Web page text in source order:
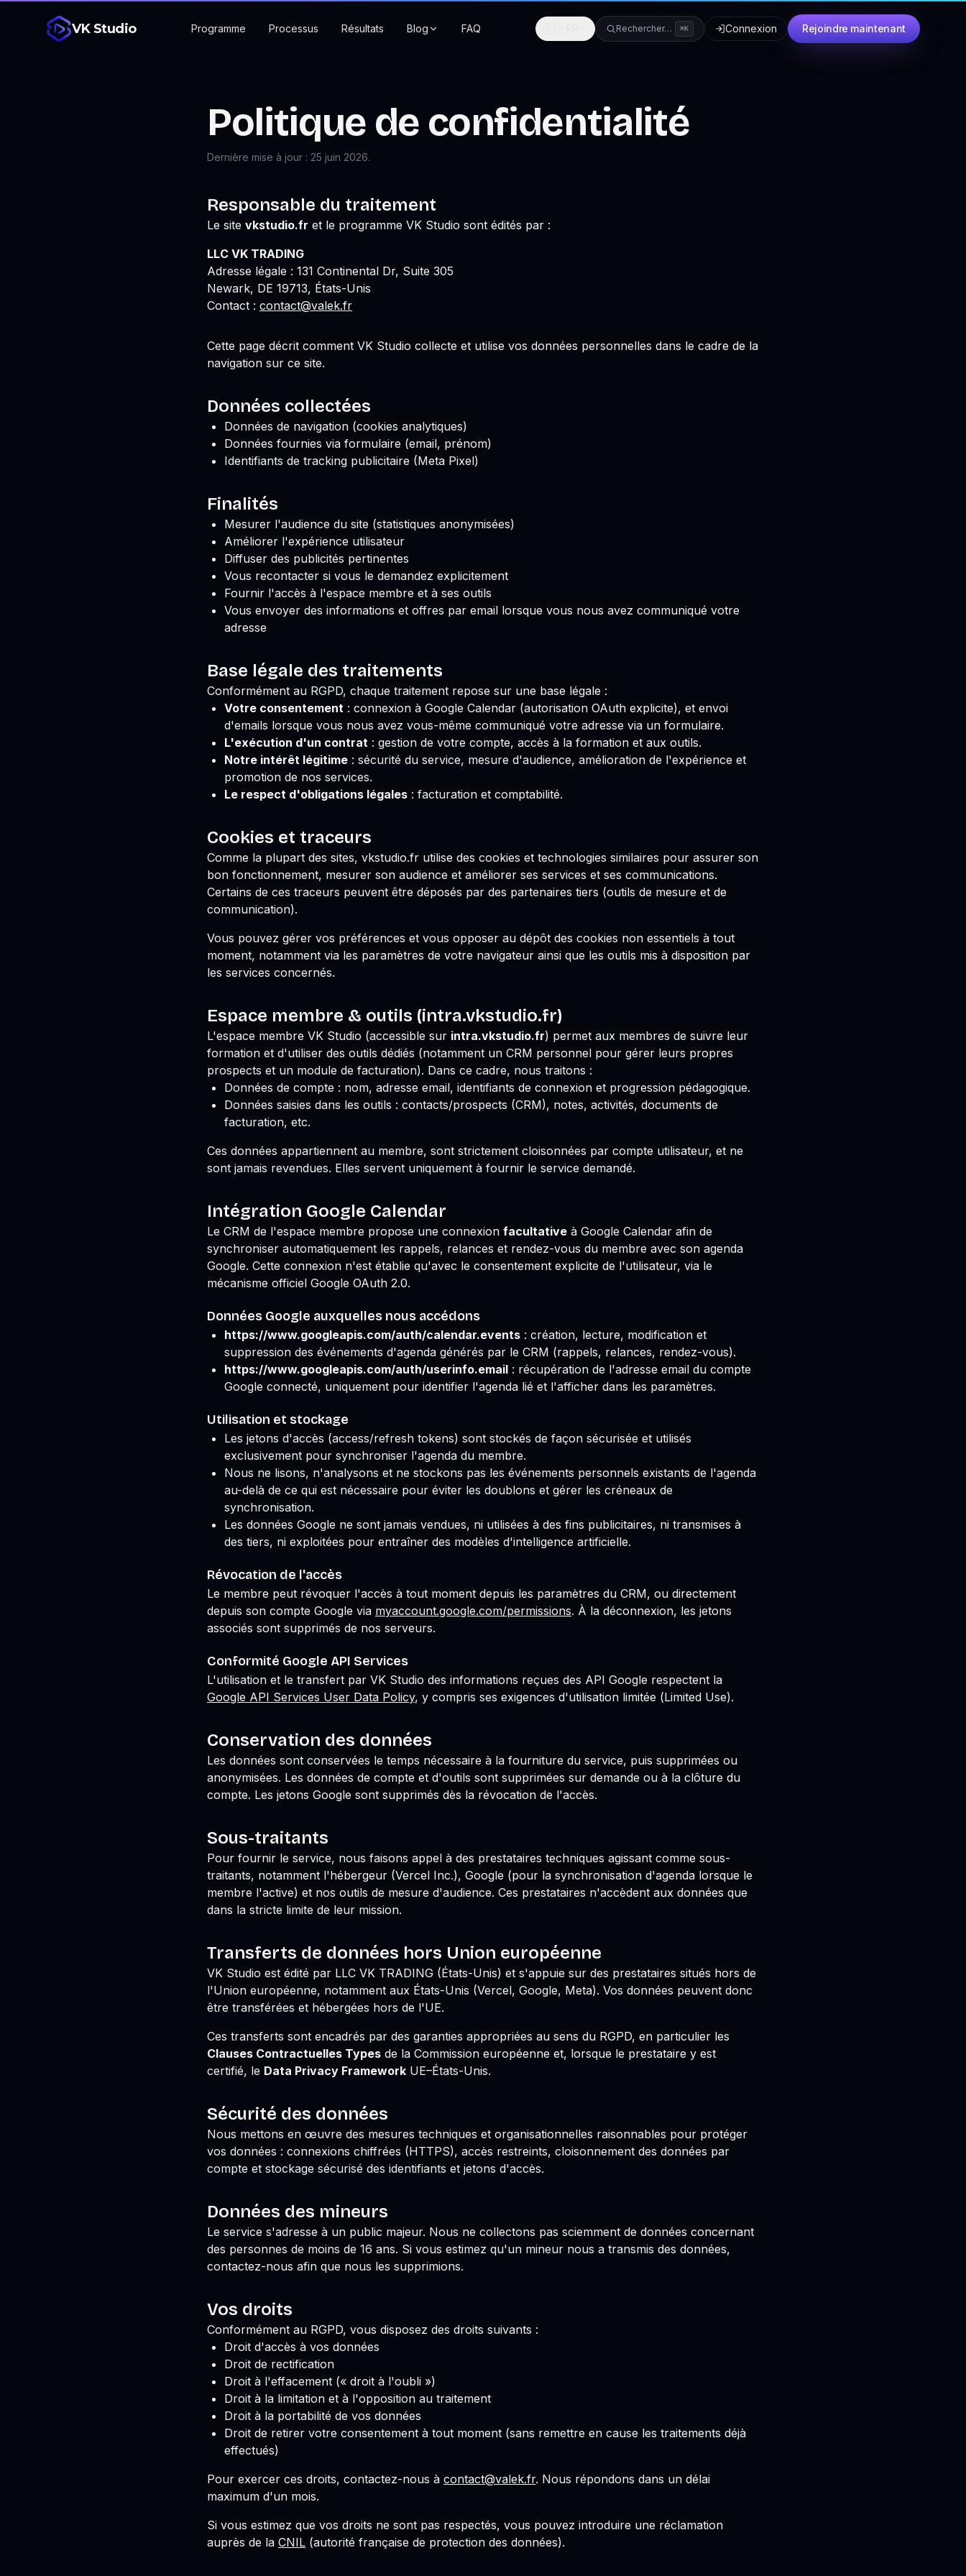
VK Studio Programme Processus Résultats Blog FAQ Rechercher… ⌘K Connexion Rejoindre maintenant
Politique de confidentialité
Dernière mise à jour : 25 juin 2026.
Responsable du traitement
Le site vkstudio.fr et le programme VK Studio sont édités par :
LLC VK TRADING
Adresse légale : 131 Continental Dr, Suite 305
Newark, DE 19713, États-Unis
Contact : contact@valek.fr
Cette page décrit comment VK Studio collecte et utilise vos données personnelles dans le cadre de la
navigation sur ce site.
Données collectées
Données de navigation (cookies analytiques)
Données fournies via formulaire (email, prénom)
Identifiants de tracking publicitaire (Meta Pixel)
Finalités
Mesurer l'audience du site (statistiques anonymisées)
Améliorer l'expérience utilisateur
Diffuser des publicités pertinentes
Vous recontacter si vous le demandez explicitement
Fournir l'accès à l'espace membre et à ses outils
Vous envoyer des informations et offres par email lorsque vous nous avez communiqué votre
adresse
Base légale des traitements
Conformément au RGPD, chaque traitement repose sur une base légale :
Votre consentement : connexion à Google Calendar (autorisation OAuth explicite), et envoi
d'emails lorsque vous nous avez vous-même communiqué votre adresse via un formulaire.
L'exécution d'un contrat : gestion de votre compte, accès à la formation et aux outils.
Notre intérêt légitime : sécurité du service, mesure d'audience, amélioration de l'expérience et
promotion de nos services.
Le respect d'obligations légales : facturation et comptabilité.
Cookies et traceurs
Comme la plupart des sites, vkstudio.fr utilise des cookies et technologies similaires pour assurer son
bon fonctionnement, mesurer son audience et améliorer ses services et ses communications.
Certains de ces traceurs peuvent être déposés par des partenaires tiers (outils de mesure et de
communication).
Vous pouvez gérer vos préférences et vous opposer au dépôt des cookies non essentiels à tout
moment, notamment via les paramètres de votre navigateur ainsi que les outils mis à disposition par
les services concernés.
Espace membre & outils (intra.vkstudio.fr)
L'espace membre VK Studio (accessible sur intra.vkstudio.fr) permet aux membres de suivre leur
formation et d'utiliser des outils dédiés (notamment un CRM personnel pour gérer leurs propres
prospects et un module de facturation). Dans ce cadre, nous traitons :
Données de compte : nom, adresse email, identifiants de connexion et progression pédagogique.
Données saisies dans les outils : contacts/prospects (CRM), notes, activités, documents de
facturation, etc.
Ces données appartiennent au membre, sont strictement cloisonnées par compte utilisateur, et ne
sont jamais revendues. Elles servent uniquement à fournir le service demandé.
Intégration Google Calendar
Le CRM de l'espace membre propose une connexion facultative à Google Calendar afin de
synchroniser automatiquement les rappels, relances et rendez-vous du membre avec son agenda
Google. Cette connexion n'est établie qu'avec le consentement explicite de l'utilisateur, via le
mécanisme officiel Google OAuth 2.0.
Données Google auxquelles nous accédons
https://www.googleapis.com/auth/calendar.events : création, lecture, modification et
suppression des événements d'agenda générés par le CRM (rappels, relances, rendez-vous).
https://www.googleapis.com/auth/userinfo.email : récupération de l'adresse email du compte
Google connecté, uniquement pour identifier l'agenda lié et l'afficher dans les paramètres.
Utilisation et stockage
Les jetons d'accès (access/refresh tokens) sont stockés de façon sécurisée et utilisés
exclusivement pour synchroniser l'agenda du membre.
Nous ne lisons, n'analysons et ne stockons pas les événements personnels existants de l'agenda
au-delà de ce qui est nécessaire pour éviter les doublons et gérer les créneaux de
synchronisation.
Les données Google ne sont jamais vendues, ni utilisées à des fins publicitaires, ni transmises à
des tiers, ni exploitées pour entraîner des modèles d'intelligence artificielle.
Révocation de l'accès
Le membre peut révoquer l'accès à tout moment depuis les paramètres du CRM, ou directement
depuis son compte Google via myaccount.google.com/permissions. À la déconnexion, les jetons
associés sont supprimés de nos serveurs.
Conformité Google API Services
L'utilisation et le transfert par VK Studio des informations reçues des API Google respectent la
Google API Services User Data Policy, y compris ses exigences d'utilisation limitée (Limited Use).
Conservation des données
Les données sont conservées le temps nécessaire à la fourniture du service, puis supprimées ou
anonymisées. Les données de compte et d'outils sont supprimées sur demande ou à la clôture du
compte. Les jetons Google sont supprimés dès la révocation de l'accès.
Sous-traitants
Pour fournir le service, nous faisons appel à des prestataires techniques agissant comme sous-
traitants, notamment l'hébergeur (Vercel Inc.), Google (pour la synchronisation d'agenda lorsque le
membre l'active) et nos outils de mesure d'audience. Ces prestataires n'accèdent aux données que
dans la stricte limite de leur mission.
Transferts de données hors Union européenne
VK Studio est édité par LLC VK TRADING (États-Unis) et s'appuie sur des prestataires situés hors de
l'Union européenne, notamment aux États-Unis (Vercel, Google, Meta). Vos données peuvent donc
être transférées et hébergées hors de l'UE.
Ces transferts sont encadrés par des garanties appropriées au sens du RGPD, en particulier les
Clauses Contractuelles Types de la Commission européenne et, lorsque le prestataire y est
certifié, le Data Privacy Framework UE–États-Unis.
Sécurité des données
Nous mettons en œuvre des mesures techniques et organisationnelles raisonnables pour protéger
vos données : connexions chiffrées (HTTPS), accès restreints, cloisonnement des données par
compte et stockage sécurisé des identifiants et jetons d'accès.
Données des mineurs
Le service s'adresse à un public majeur. Nous ne collectons pas sciemment de données concernant
des personnes de moins de 16 ans. Si vous estimez qu'un mineur nous a transmis des données,
contactez-nous afin que nous les supprimions.
Vos droits
Conformément au RGPD, vous disposez des droits suivants :
Droit d'accès à vos données
Droit de rectification
Droit à l'effacement (« droit à l'oubli »)
Droit à la limitation et à l'opposition au traitement
Droit à la portabilité de vos données
Droit de retirer votre consentement à tout moment (sans remettre en cause les traitements déjà
effectués)
Pour exercer ces droits, contactez-nous à contact@valek.fr. Nous répondons dans un délai
maximum d'un mois.
Si vous estimez que vos droits ne sont pas respectés, vous pouvez introduire une réclamation
auprès de la CNIL (autorité française de protection des données).